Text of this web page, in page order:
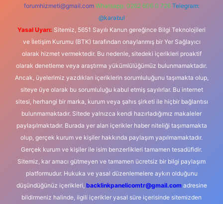
forumhizmeti@gmail.com Whatsapp: 0262 606 0 726 Telegram:
@karabul
Yasal Uyarı: Sitemiz, 5651 Sayılı Kanun gereğince Bilgi Teknolojileri
ve İletişim Kurumu (BTK) tarafından onaylanmış bir Yer Sağlayıcı
olarak hizmet vermektedir. Bu nedenle, sitedeki içerikleri proaktif
olarak denetleme veya araştırma yükümlülüğümüz bulunmamaktadır.
Ancak, üyelerimiz yazdıkları içeriklerin sorumluluğunu taşımakta olup,
siteye üye olarak bu sorumluluğu kabul etmiş sayılırlar. Bu internet
sitesi, herhangi bir marka, kurum veya şahıs şirketi ile hiçbir bağlantısı
bulunmamaktadır. Sitede yalnızca kendi hazırladığımız makaleler
paylaşılmaktadır. Burada yer alan içerikler haber niteliği taşımamakta
olup, gerçek kurum ve kişiler hakkında paylaşım yapılmamaktadır.
Gerçek kurum ve kişiler ile isim benzerlikleri tamamen tesadüfidir.
Sitemiz, kar amacı gütmeyen ve tamamen ücretsiz bir bilgi paylaşım
platformudur. Hukuka ve yasal düzenlemelere aykırı olduğunu
düşündüğünüz içerikleri, backlinkpanelicomtr@gmail.comadresine
bildirmeniz halinde, ilgili içerikler yasal süre içerisinde sitemizden